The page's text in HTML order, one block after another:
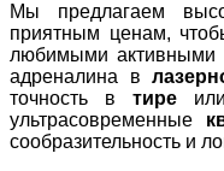
Мы предлагаем
приятным ценам,
любимыми
адреналина в
точность в тиреили
ультрасовременные
сообразительность и